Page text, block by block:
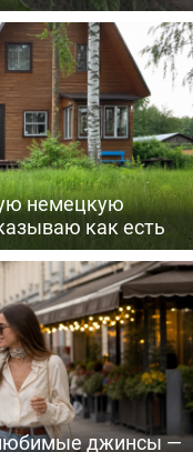
немецкую
как есть
джинсы —